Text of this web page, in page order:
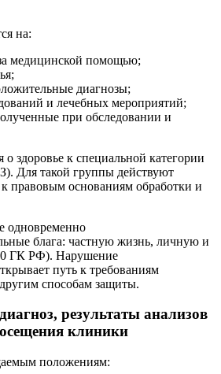
на:
медицинской помощью;
диагнозы;
и лечебных мероприятий;
при обследовании и
о здоровье к специальной категории
Для такой группы действуют
правовым основаниям обработки и
одновременно
блага: частную жизнь, личную и
ГК РФ). Нарушение
путь к требованиям
способам защиты.
результаты анализов
клиники
положениям: